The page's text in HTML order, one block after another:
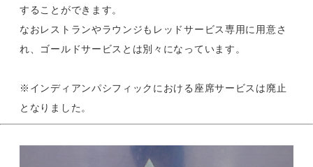
することができます。
なおレストランやラウンジもレッドサービス専用に用意さ
れ、ゴールドサービスとは別々になっています。
※インディアンパシフィックにおける座席サービスは廃止
となりました。